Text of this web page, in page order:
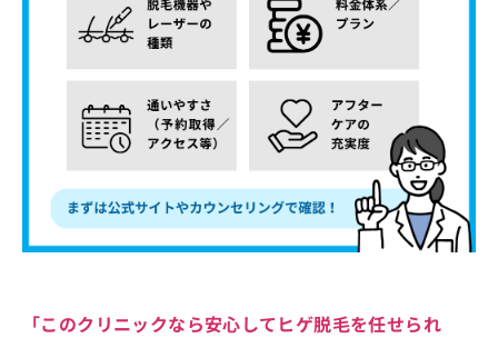
「このクリニックなら安心してヒゲ脱毛を任せられ